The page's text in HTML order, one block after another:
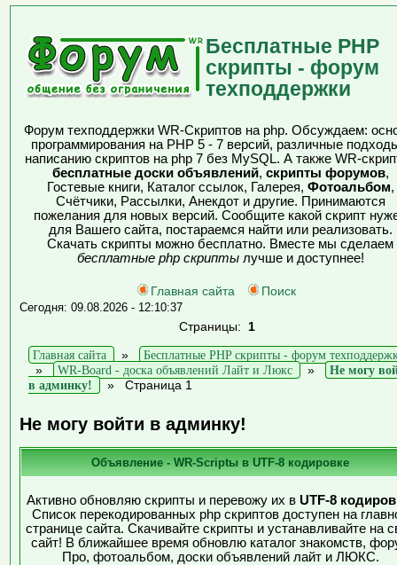
Бесплатные PHP
скрипты - форум
техподдержки
Форум техподдержки WR-Скриптов на php. Обсуждаем:
программирования на PHP 5 - 7 версий, различные
написанию скриптов на php 7 без MySQL. А также WR-
бесплатные доски объявлений, скрипты форумов,
Гостевые книги, Каталог ссылок, Галерея, Фотоальбом,
Счётчики, Рассылки, Анекдот и другие. Принимаются
пожелания для новых версий. Сообщите какой скрипт
для Вашего сайта, постараемся найти или реализовать.
Скачать скрипты можно бесплатно. Вместе мы сделаем
бесплатные php скриптылучше и доступнее!
Главная сайта Поиск
Сегодня: 09.08.2026 - 12:10:37
Страницы: 1
Главная сайта
»
Бесплатные PHP скрипты - форум
»
WR-Board - доска объявлений Лайт и Люкс »
Не могу
в админку!
» Страница 1
Не могу войти в админку!
Объявление - WR-Scriptы в UTF-8 кодировке
Активно обновляю скрипты и перевожу их в UTF-8
Список перекодированных php скриптов доступен на
странице сайта. Скачивайте скрипты и устанавливайте на
сайт! В ближайшее время обновлю каталог знакомств,
Про, фотоальбом, доски объявлений лайт и ЛЮКС.